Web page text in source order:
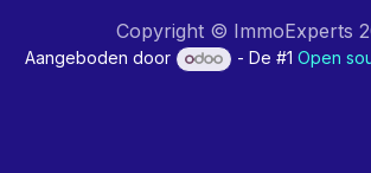
Copyright © ImmoExperts
Aangeboden door - De #1Open